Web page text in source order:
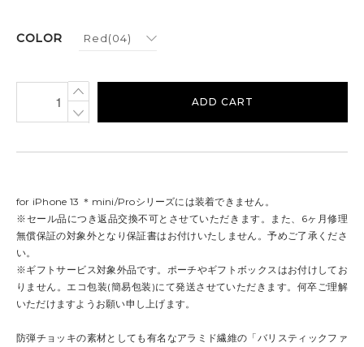
COLOR
ADD CART
for iPhone 13 ＊mini/Proシリーズには装着できません。
※セール品につき返品交換不可とさせていただきます。また、6ヶ月修理
無償保証の対象外となり保証書はお付けいたしません。予めご了承くださ
い。
※ギフトサービス対象外品です。ポーチやギフトボックスはお付けしてお
りません。エコ包装(簡易包装)にて発送させていただきます。何卒ご理解
いただけますようお願い申し上げます。
防弾チョッキの素材としても有名なアラミド繊維の「バリスティックファ